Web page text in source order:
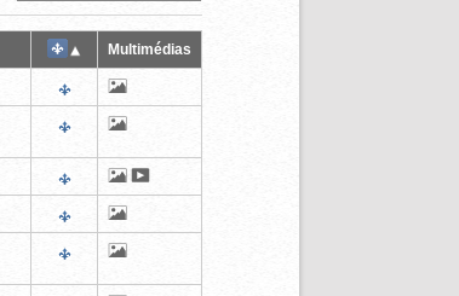
Multimédias